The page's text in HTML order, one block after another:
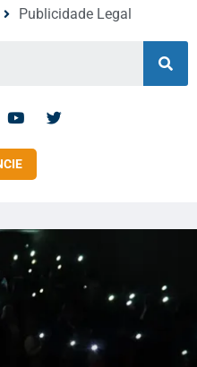
Publicidade Legal